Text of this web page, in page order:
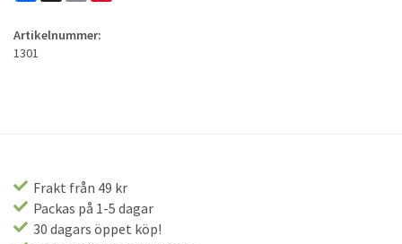
Artikelnummer:
1301
Frakt från 49 kr
Packas på 1-5 dagar
30 dagars öppet köp!